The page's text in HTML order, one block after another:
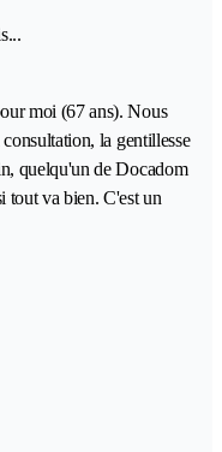
moi (67 ans). Nous
la gentillesse
quelqu'un de Docadom
tout va bien. C'est un